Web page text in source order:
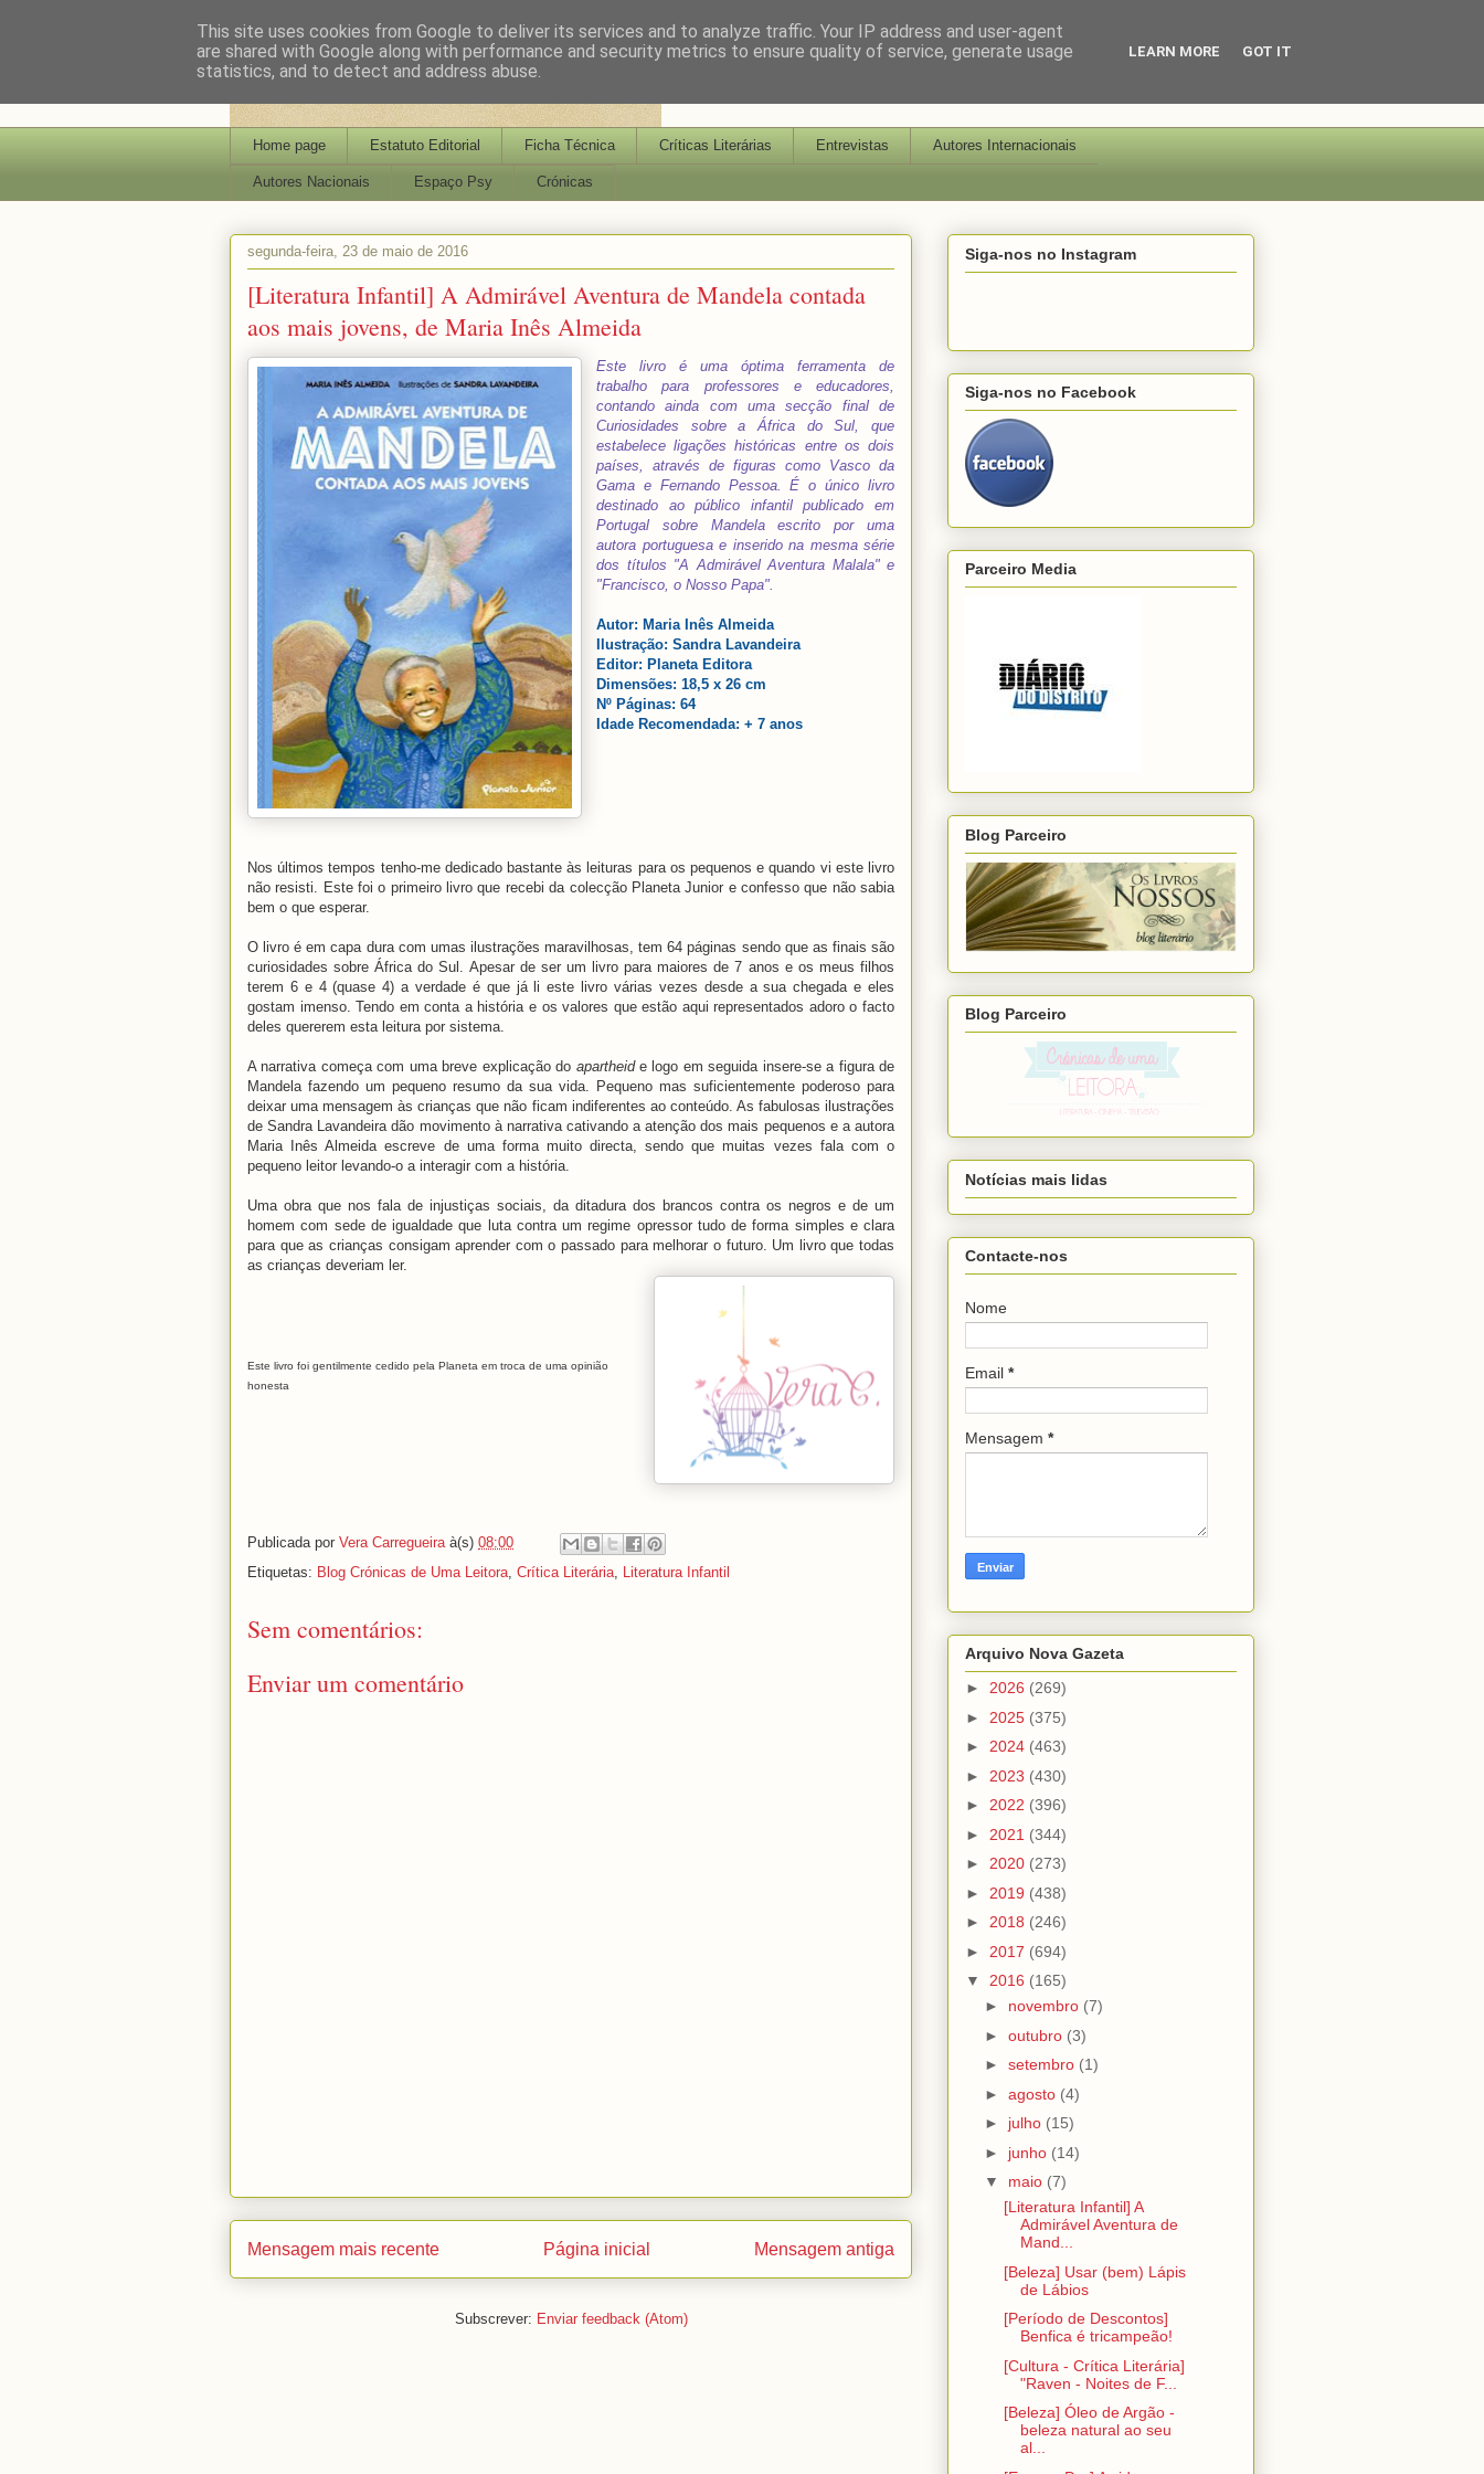
Home page Estatuto Editorial Ficha Técnica Críticas Literárias Entrevistas Autores Internacionais
Autores Nacionais Espaço Psy Crónicas
segunda-feira, 23 de maio de 2016
[Literatura Infantil] A Admirável Aventura de Mandela contada
aos mais jovens, de Maria Inês Almeida
Este livro é uma óptima ferramenta de
trabalho para professores e educadores,
contando ainda com uma secção final de
Curiosidades sobre a África do Sul, que
estabelece ligações históricas entre os dois
países, através de figuras como Vasco da
Gama e Fernando Pessoa. É o único livro
destinado ao público infantil publicado em
Portugal sobre Mandela escrito por uma
autora portuguesa e inserido na mesma série
dos títulos "A Admirável Aventura Malala" e
"Francisco, o Nosso Papa".
Autor: Maria Inês Almeida
Ilustração: Sandra Lavandeira
Editor: Planeta Editora
Dimensões: 18,5 x 26 cm
Nº Páginas: 64
Idade Recomendada: + 7 anos
Nos últimos tempos tenho-me dedicado bastante às leituras para os pequenos e quando vi este livro
não resisti. Este foi o primeiro livro que recebi da colecção Planeta Junior e confesso que não sabia
bem o que esperar.
O livro é em capa dura com umas ilustrações maravilhosas, tem 64 páginas sendo que as finais são
curiosidades sobre África do Sul. Apesar de ser um livro para maiores de 7 anos e os meus filhos
terem 6 e 4 (quase 4) a verdade é que já li este livro várias vezes desde a sua chegada e eles
gostam imenso. Tendo em conta a história e os valores que estão aqui representados adoro o facto
deles quererem esta leitura por sistema.
A narrativa começa com uma breve explicação do apartheide logo em seguida insere-se a figura de
Mandela fazendo um pequeno resumo da sua vida. Pequeno mas suficientemente poderoso para
deixar uma mensagem às crianças que não ficam indiferentes ao conteúdo. As fabulosas ilustrações
de Sandra Lavandeira dão movimento à narrativa cativando a atenção dos mais pequenos e a autora
Maria Inês Almeida escreve de uma forma muito directa, sendo que muitas vezes fala com o
pequeno leitor levando-o a interagir com a história.
Uma obra que nos fala de injustiças sociais, da ditadura dos brancos contra os negros e de um
homem com sede de igualdade que luta contra um regime opressor tudo de forma simples e clara
para que as crianças consigam aprender com o passado para melhorar o futuro. Um livro que todas
as crianças deveriam ler.
Este livro foi gentilmente cedido pela Planeta em troca de uma opinião
honesta
Publicada por Vera Carregueira à(s) 08:00
Etiquetas: Blog Crónicas de Uma Leitora, Crítica Literária, Literatura Infantil
Sem comentários:
Enviar um comentário
Mensagem mais recente Mensagem antiga
Página inicial
Subscrever: Enviar feedback (Atom)
Siga-nos no Instagram
Siga-nos no Facebook
Parceiro Media
Blog Parceiro
Blog Parceiro
Notícias mais lidas
Contacte-nos
Nome
Email *
Mensagem *
Arquivo Nova Gazeta
► 2026 (269)
► 2025 (375)
► 2024 (463)
► 2023 (430)
► 2022 (396)
► 2021 (344)
► 2020 (273)
► 2019 (438)
► 2018 (246)
► 2017 (694)
▼ 2016 (165)
► novembro (7)
► outubro (3)
► setembro (1)
► agosto (4)
► julho (15)
► junho (14)
▼ maio (7)
[Literatura Infantil] A
Admirável Aventura de
Mand...
[Beleza] Usar (bem) Lápis
de Lábios
[Período de Descontos]
Benfica é tricampeão!
[Cultura - Crítica Literária]
"Raven - Noites de F...
[Beleza] Óleo de Argão -
beleza natural ao seu
al...
This site uses cookies from Google to deliver its services and to analyze traffic. Your IP address and user-agent
are shared with Google along with performance and security metrics to ensure quality of service, generate usage
statistics, and to detect and address abuse.
LEARN MORE GOT IT